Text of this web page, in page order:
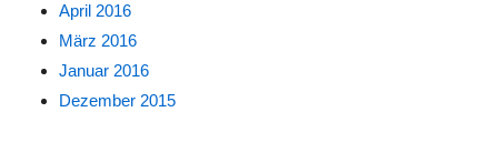
April 2016
März 2016
Januar 2016
Dezember 2015